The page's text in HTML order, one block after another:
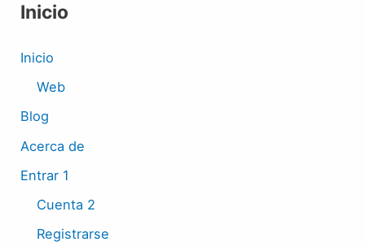
Inicio
Inicio
Web
Blog
Acerca de
Entrar 1
Cuenta 2
Registrarse